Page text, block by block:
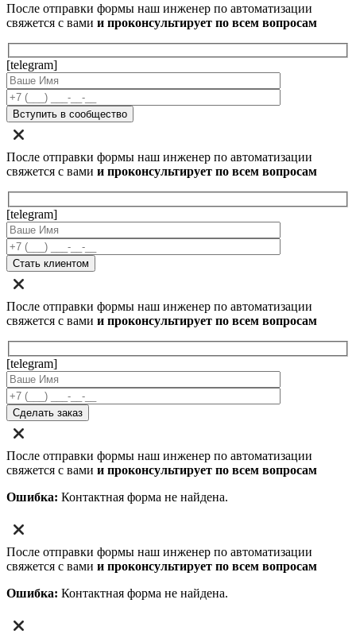
После отправки формы наш инженер по автоматизации
свяжется с вами и проконсультирует по всем вопросам
[telegram]
После отправки формы наш инженер по автоматизации
свяжется с вами и проконсультирует по всем вопросам
[telegram]
После отправки формы наш инженер по автоматизации
свяжется с вами и проконсультирует по всем вопросам
[telegram]
После отправки формы наш инженер по автоматизации
свяжется с вами и проконсультирует по всем вопросам
Ошибка: Контактная форма не найдена.
После отправки формы наш инженер по автоматизации
свяжется с вами и проконсультирует по всем вопросам
Ошибка: Контактная форма не найдена.